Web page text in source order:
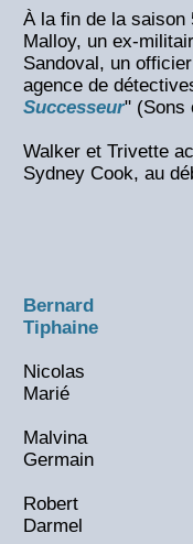
À la fin de la saison
Malloy, un ex-
Sandoval, un
agence de
Successeur" (Sons
Walker et Trivette
Sydney Cook, au
Bernard
Tiphaine
Nicolas
Marié
Malvina
Germain
Robert
Darmel